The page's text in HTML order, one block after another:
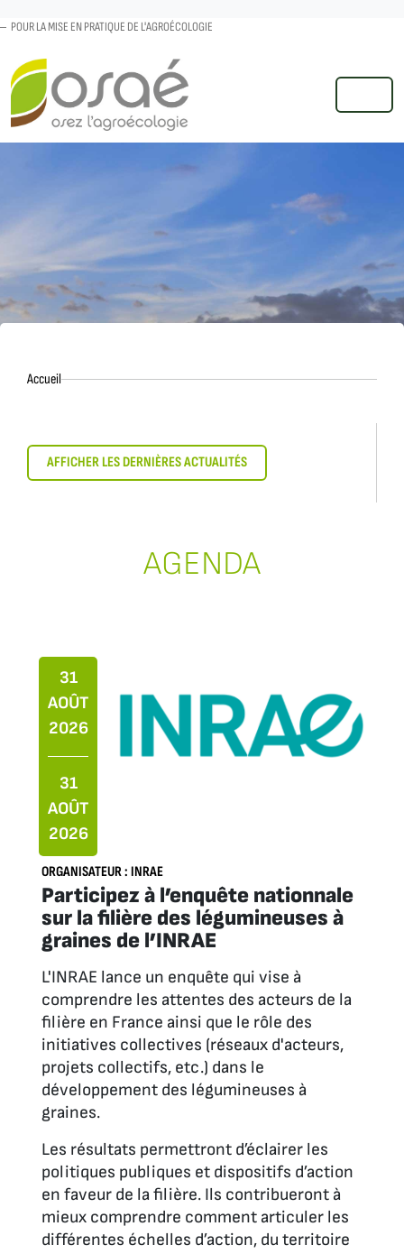
POUR LA MISE EN PRATIQUE DE L'AGROÉCOLOGIE
MENU
AccueilAccueil
AFFICHER LES DERNIÈRES ACTUALITÉS
AGENDA
31
AOÛT
2026
31
AOÛT
2026
ORGANISATEUR : INRAE
Participez à l’enquête nationnale
sur la filière des légumineuses à
graines de l’INRAE
L'INRAE lance un enquête qui vise à
comprendre les attentes des acteurs de la
filière en France ainsi que le rôle des
initiatives collectives (réseaux d'acteurs,
projets collectifs, etc.) dans le
développement des légumineuses à
graines.
Les résultats permettront d’éclairer les
politiques publiques et dispositifs d’action
en faveur de la filière. Ils contribueront à
mieux comprendre comment articuler les
différentes échelles d’action, du territoire